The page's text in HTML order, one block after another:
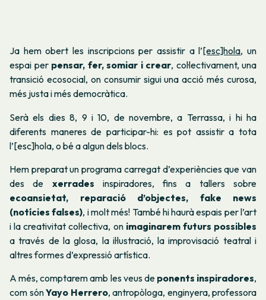
Ja hem obert les inscripcions per assistir a l’[esc]hola, un
espai per pensar, fer, somiar i crear, col·lectivament, una
transició ecosocial, on consumir sigui una acció més curosa,
més justa i més democràtica.
Serà els dies 8, 9 i 10, de novembre, a Terrassa, i hi ha
diferents maneres de participar-hi: es pot assistir a tota
l’[esc]hola, o bé a algun dels blocs.
Hem preparat un programa carregat d’experiències que van
des de xerrades inspiradores, fins a tallers sobre
ecoansietat, reparació d’objectes, fake news
(notícies falses), i molt més! També hi haurà espais per l’art
i la creativitat col·lectiva, on imaginarem futurs possibles
a través de la glosa, la il·lustració, la improvisació teatral i
altres formes d’expressió artística.
A més, comptarem amb les veus de ponents inspiradores,
com sónYayo Herrero, antropòloga, enginyera, professora